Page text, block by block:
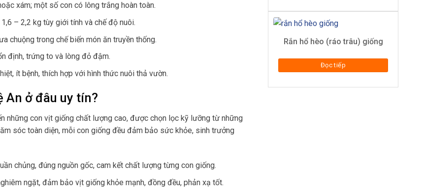
Rắn hổ hèo (ráo trâu) giống
Đọc tiếp
xám; một số con có lông trắng hoàn toàn.
– 2,2 kg tùy giới tính và chế độ nuôi.
chuộng trong chế biến món ăn truyền thống.
định, trứng to và lòng đỏ đậm.
ít bệnh, thích hợp với hình thức nuôi thả vườn.
An ở đâu uy tín?
những con vịt giống chất lượng cao, được chọn lọc kỹ lưỡng từ những
sóc toàn diện, mỗi con giống đều đảm bảo sức khỏe, sinh trưởng
chủng, đúng nguồn gốc, cam kết chất lượng từng con giống.
ngặt, đảm bảo vịt giống khỏe mạnh, đồng đều, phản xạ tốt.